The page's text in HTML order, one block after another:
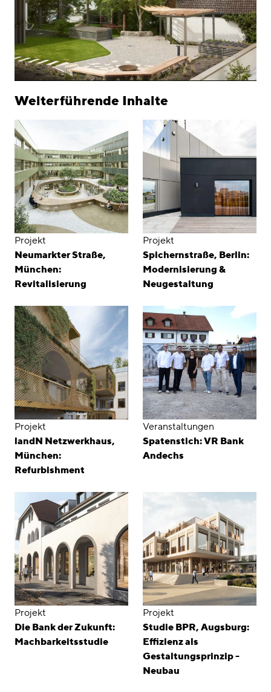
Weiterführende Inhalte
Projekt
Neumarkter Straße,
München:
Revitalisierung
Projekt
Spichernstraße, Berlin:
Modernisierung &
Neugestaltung
Projekt
landN Netzwerkhaus,
München:
Refurbishment
Veranstaltungen
Spatenstich: VR Bank
Andechs
Projekt
Die Bank der Zukunft:
Machbarkeitsstudie
Projekt
Studie BPR, Augsburg:
Effizienz als
Gestaltungsprinzip -
Neubau